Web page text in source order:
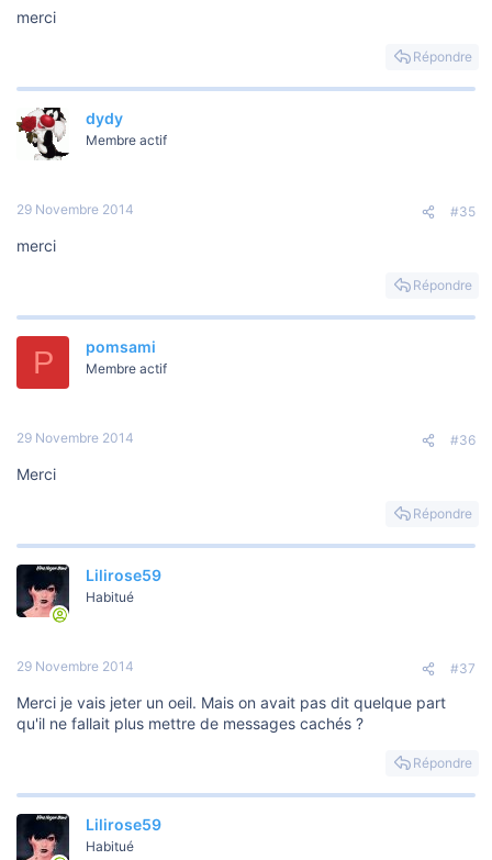
merci
Répondre
dydy
Membre actif
29 Novembre 2014 #35
merci
Répondre
P pomsami
Membre actif
29 Novembre 2014 #36
Merci
Répondre
Lilirose59
Habitué
29 Novembre 2014 #37
Merci je vais jeter un oeil. Mais on avait pas dit quelque part
qu'il ne fallait plus mettre de messages cachés ?
Répondre
Lilirose59
Habitué